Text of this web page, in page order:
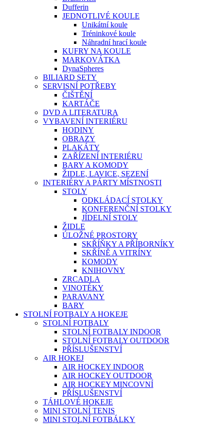
Dufferin
JEDNOTLIVÉ KOULE
Unikátní koule
Tréninkové koule
Náhradní hrací koule
KUFRY NA KOULE
MARKOVÁTKA
DynaSpheres
BILIARD SETY
SERVISNÍ POTŘEBY
ČIŠTĚNÍ
KARTÁČE
DVD A LITERATURA
VYBAVENÍ INTERIÉRU
HODINY
OBRAZY
PLAKÁTY
ZAŘÍZENÍ INTERIÉRU
BARY A KOMODY
ŽIDLE, LAVICE, SEZENÍ
INTERIÉRY A PÁRTY MÍSTNOSTI
STOLY
ODKLÁDACÍ STOLKY
KONFERENČNÍ STOLKY
JÍDELNÍ STOLY
ŽIDLE
ÚLOŽNÉ PROSTORY
SKŘÍŇKY A PŘÍBORNÍKY
SKŘÍNĚ A VITRÍNY
KOMODY
KNIHOVNY
ZRCADLA
VINOTÉKY
PARAVANY
BARY
STOLNÍ FOTBALY A HOKEJE
STOLNÍ FOTBALY
STOLNÍ FOTBALY INDOOR
STOLNÍ FOTBALY OUTDOOR
PŘÍSLUŠENSTVÍ
AIR HOKEJ
AIR HOCKEY INDOOR
AIR HOCKEY OUTDOOR
AIR HOCKEY MINCOVNÍ
PŘÍSLUŠENSTVÍ
TÁHLOVÉ HOKEJE
MINI STOLNÍ TENIS
MINI STOLNÍ FOTBÁLKY